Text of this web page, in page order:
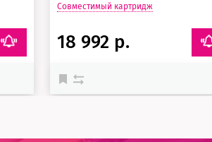
Совместимый картридж
18 992 р.